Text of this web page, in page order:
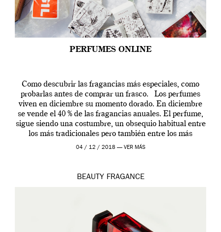
PERFUMES ONLINE
Como descubrir las fragancias más especiales, como
probarlas antes de comprar un frasco. Los perfumes
viven en diciembre su momento dorado. En diciembre
se vende el 40 % de las fragancias anuales. El perfume,
sigue siendo una costumbre, un obsequio habitual entre
los más tradicionales pero también entre los más
modernos. Estos días ha […]
04 / 12 / 2018 — VER MÁS
BEAUTY FRAGANCE